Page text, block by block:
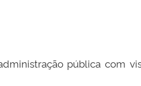
pública com